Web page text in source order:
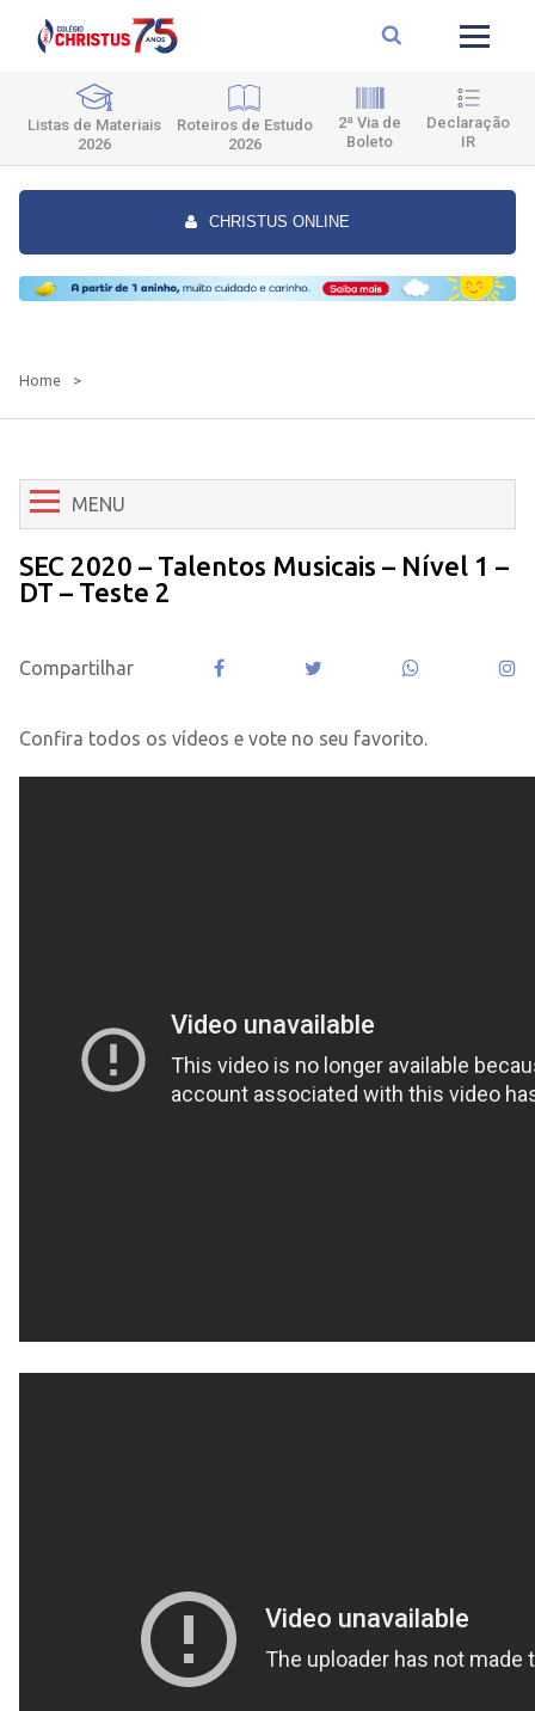
Listas de Materiais
2026
Roteiros de Estudo
2026
2ª Via de
Boleto
Declaração
IR
CHRISTUS ONLINE
Home >
MENU
SEC 2020 – Talentos Musicais – Nível 1 –
DT – Teste 2
Compartilhar
Confira todos os vídeos e vote no seu favorito.